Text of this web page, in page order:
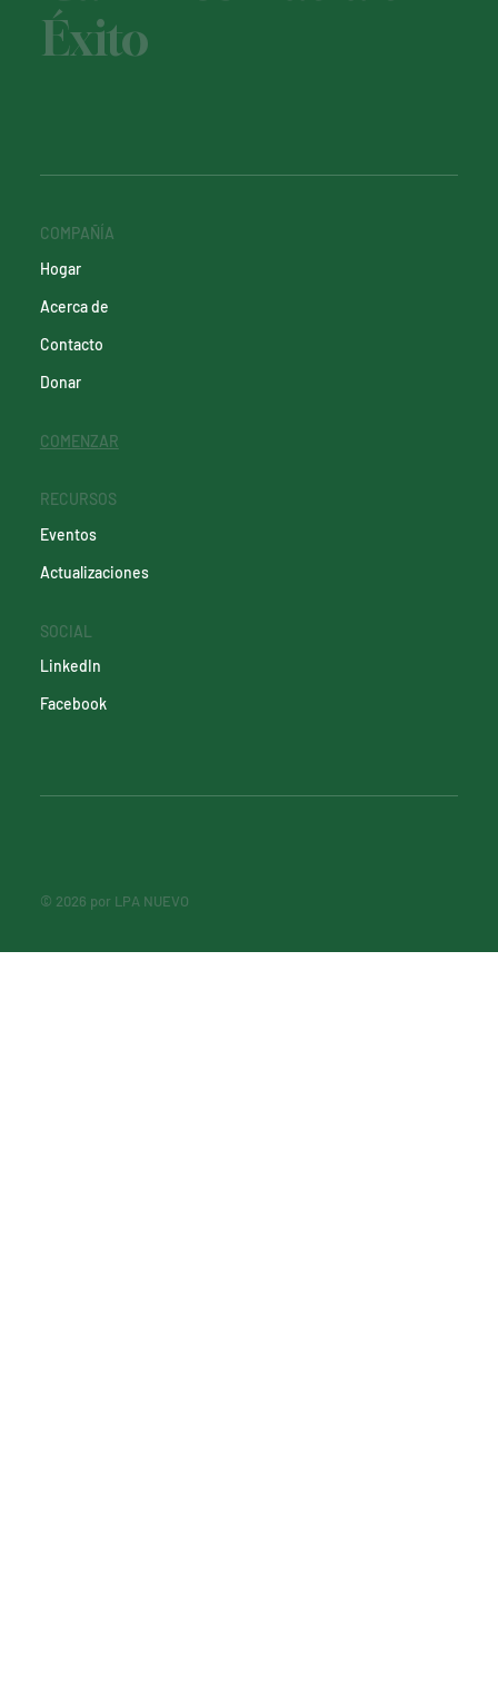
Éxito
COMPAÑÍA
Hogar
Acerca de
Contacto
Donar
COMENZAR
RECURSOS
Eventos
Actualizaciones
SOCIAL
LinkedIn
Facebook
© 2026 por LPA NUEVO